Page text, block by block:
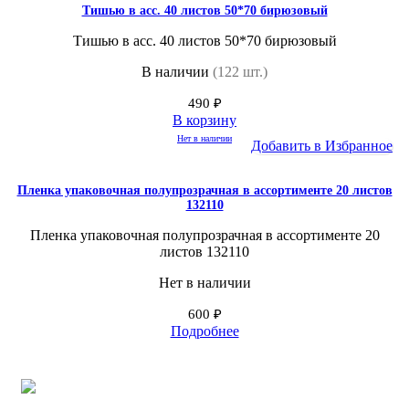
Тишью в асс. 40 листов 50*70 бирюзовый
Тишью в асс. 40 листов 50*70 бирюзовый
В наличии (122 шт.)
490 ₽
В корзину
Нет в наличии Добавить в Избранное
Пленка упаковочная полупрозрачная в ассортименте 20 листов
132110
Пленка упаковочная полупрозрачная в ассортименте 20
листов 132110
Нет в наличии
600 ₽
Подробнее